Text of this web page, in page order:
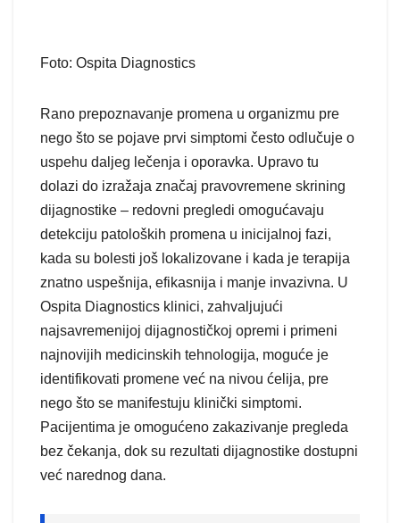
Foto: Ospita Diagnostics
Rano prepoznavanje promena u organizmu pre
nego što se pojave prvi simptomi često odlučuje o
uspehu daljeg lečenja i oporavka. Upravo tu
dolazi do izražaja značaj pravovremene skrining
dijagnostike – redovni pregledi omogućavaju
detekciju patoloških promena u inicijalnoj fazi,
kada su bolesti još lokalizovane i kada je terapija
znatno uspešnija, efikasnija i manje invazivna. U
Ospita Diagnostics klinici, zahvaljujući
najsavremenijoj dijagnostičkoj opremi i primeni
najnovijih medicinskih tehnologija, moguće je
identifikovati promene već na nivou ćelija, pre
nego što se manifestuju klinički simptomi.
Pacijentima je omogućeno zakazivanje pregleda
bez čekanja, dok su rezultati dijagnostike dostupni
već narednog dana.